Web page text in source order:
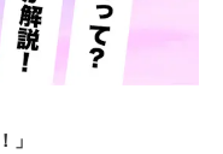
」